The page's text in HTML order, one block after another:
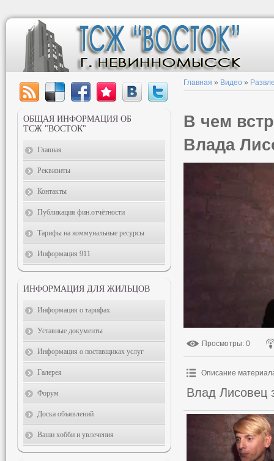
Главная » Видео »
В чем
Влада
Просмотры: 0
Описание
Влад Лисовец
ОБЩАЯ ИНФОРМАЦИЯ ОБ
ТСЖ "ВОСТОК"
Главная
Реквизиты
Контакты
Публикация фин.отчётности
Тарифы на коммунальные ресурсы
Информация 911
ИНФОРМАЦИЯ ДЛЯ ЖИЛЬЦОВ
Информация о тарифах
Уставные документы
Информация о поставщиках услуг
Галерея
Форум
Доска объявлений
Ваши хобби и увлечения